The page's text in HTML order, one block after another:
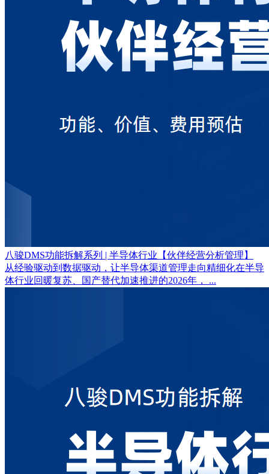
八骏DMS功能拆解系列 | 半导体行业【伙伴经营分析管理】
从经验驱动到数据驱动，让半导体渠道管理走向精细化在半导
体行业回暖复苏、国产替代加速推进的2026年， ...